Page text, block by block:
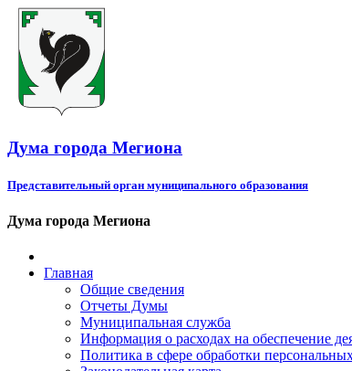
Дума города Мегиона
Представительный орган муниципального образования
Дума города Мегиона
Главная
Общие сведения
Отчеты Думы
Муниципальная служба
Информация о расходах на обеспечение
Политика в сфере обработки